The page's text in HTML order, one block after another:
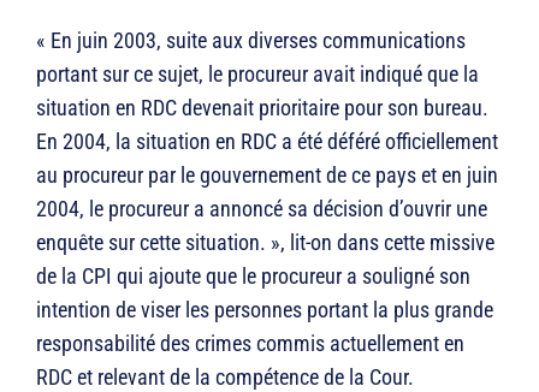
« En juin 2003, suite aux diverses communications
portant sur ce sujet, le procureur avait indiqué que la
situation en RDC devenait prioritaire pour son bureau.
En 2004, la situation en RDC a été déféré officiellement
au procureur par le gouvernement de ce pays et en juin
2004, le procureur a annoncé sa décision d’ouvrir une
enquête sur cette situation. », lit-on dans cette missive
de la CPI qui ajoute que le procureur a souligné son
intention de viser les personnes portant la plus grande
responsabilité des crimes commis actuellement en
RDC et relevant de la compétence de la Cour.